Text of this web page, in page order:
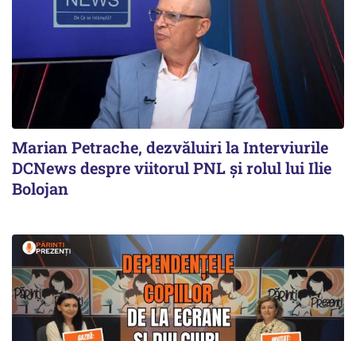
Marian Petrache, dezvăluiri la Interviurile
DCNews despre viitorul PNL și rolul lui Ilie
Bolojan